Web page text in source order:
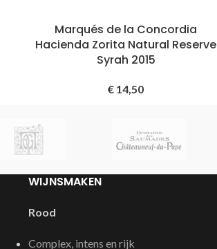
Marqués de la Concordia
Hacienda Zorita Natural Reserve
Syrah 2015
€ 14,50
WIJNSMAKEN
Rood
Complex, intens en rijk